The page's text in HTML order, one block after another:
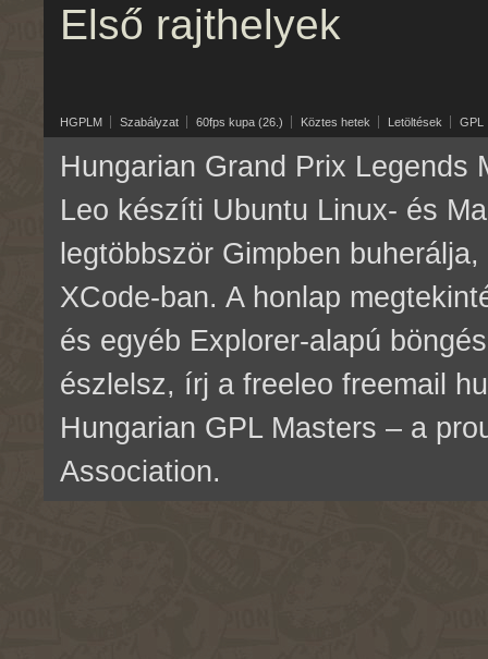
Első rajthelyek
HGPLM Szabályzat 60fps kupa (26.) Köztes hetek Letöltések GPL
Hungarian Grand Prix Legends
Leo készíti Ubuntu Linux- és
legtöbbször Gimpben
XCode-ban. A honlap
és egyéb Explorer-alapú
észlelsz, írj a freeleo freemail
Hungarian GPL Masters – a
Association.